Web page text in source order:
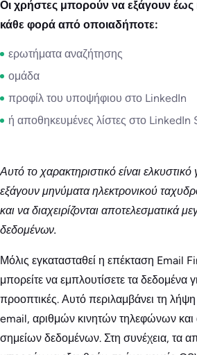
Οι χρήστες μπορούν να εξάγουν έως
κάθε φορά από οποιαδήποτε:
ερωτήματα αναζήτησης
ομάδα
προφίλ του υποψήφιου στο LinkedIn
ή αποθηκευμένες λίστες στο
Αυτό το χαρακτηριστικό είναι
εξάγουν μηνύματα ηλεκτρονικού
και να διαχειρίζονται αποτελεσματικά
δεδομένων.
Μόλις εγκατασταθεί η επέκταση Email
μπορείτε να εμπλουτίσετε τα δεδομένα
προοπτικές. Αυτό περιλαμβάνει τη
email, αριθμών κινητών τηλεφώνων
σημείων δεδομένων. Στη συνέχεια, τα